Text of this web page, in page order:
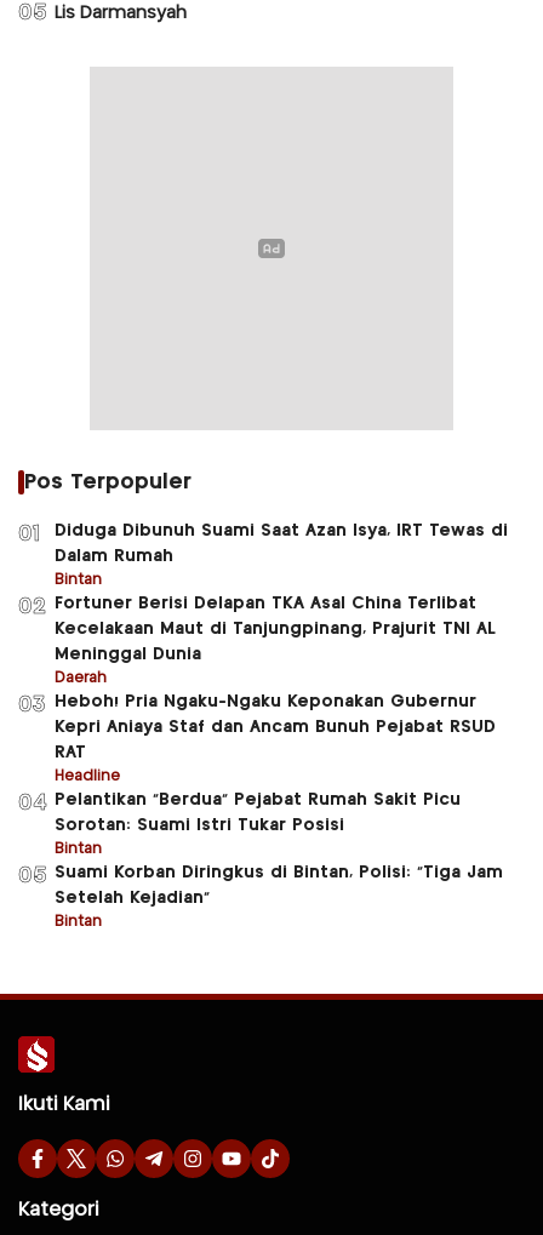
05 Lis Darmansyah
Pos Terpopuler
01
Diduga Dibunuh Suami Saat Azan Isya, IRT Tewas di
Dalam Rumah
Bintan
02
Fortuner Berisi Delapan TKA Asal China Terlibat
Kecelakaan Maut di Tanjungpinang, Prajurit TNI AL
Meninggal Dunia
Daerah
03
Heboh! Pria Ngaku-Ngaku Keponakan Gubernur
Kepri Aniaya Staf dan Ancam Bunuh Pejabat RSUD
RAT
Headline
04
Pelantikan “Berdua” Pejabat Rumah Sakit Picu
Sorotan: Suami Istri Tukar Posisi
Bintan
05 Suami Korban Diringkus di Bintan, Polisi: “Tiga Jam
Setelah Kejadian”
Bintan
Ikuti Kami
Kategori